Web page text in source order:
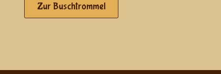
Zur Buschtrommel